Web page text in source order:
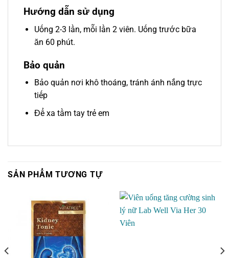
Hướng dẫn sử dụng
Uống 2-3 lần, mỗi lần 2 viên. Uống trước bữa
ăn 60 phút.
Bảo quản
Bảo quản nơi khô thoáng, tránh ánh nắng trực
tiếp
Để xa tầm tay trẻ em
SẢN PHẨM TƯƠNG TỰ